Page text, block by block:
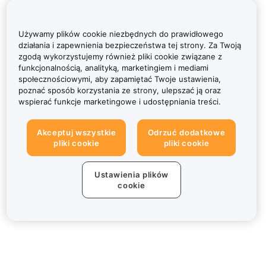
Używamy plików cookie niezbędnych do prawidłowego
działania i zapewnienia bezpieczeństwa tej strony. Za Twoją
zgodą wykorzystujemy również pliki cookie związane z
funkcjonalnością, analityką, marketingiem i mediami
społecznościowymi, aby zapamiętać Twoje ustawienia,
poznać sposób korzystania ze strony, ulepszać ją oraz
wspierać funkcje marketingowe i udostępniania treści.
Akceptuj wszystkie
pliki cookie
Odrzuć dodatkowe
pliki cookie
Ustawienia plików
cookie